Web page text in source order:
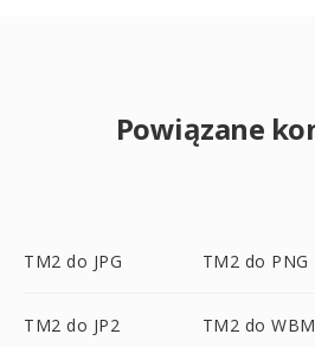
Powiązane
TM2 do JPG TM2 do PNG
TM2 do JP2 TM2 do